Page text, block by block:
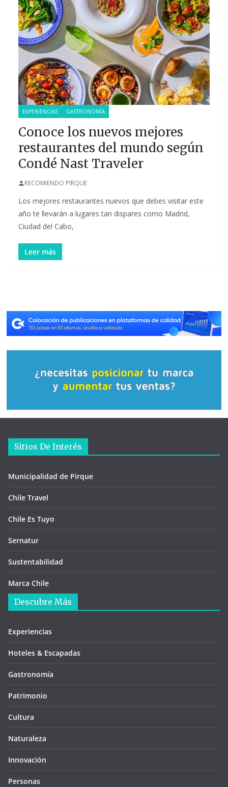
EXPERIENCIAS GASTRONOMÍA
Conoce los nuevos mejores
restaurantes del mundo según
Condé Nast Traveler
RECOMIENDO PIRQUE
Los mejores restaurantes nuevos que debes visitar este
año te llevarán a lugares tan dispares como Madrid,
Ciudad del Cabo,
Leer más
Sitios De Interés
Municipalidad de Pirque
Chile Travel
Chile Es Tuyo
Sernatur
Sustentabilidad
Marca Chile
Descubre Más
Experiencias
Hoteles & Escapadas
Gastronomía
Patrimonio
Cultura
Naturaleza
Innovación
Personas